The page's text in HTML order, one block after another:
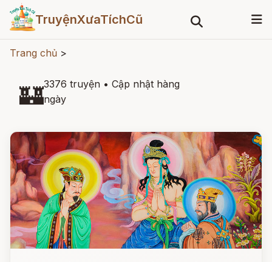
TruyệnXưaTíchCũ
Trang chủ >
🏰3376 truyện • Cập nhật hàng
ngày